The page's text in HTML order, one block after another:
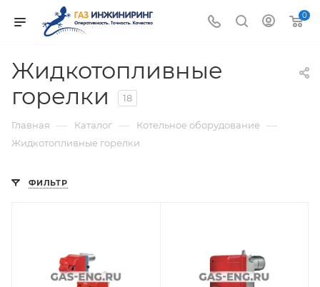
0
Жидкотопливные
горелки
18
Главная — Каталог — Котельное оборудование —
Жидкотопливные горелки
ФИЛЬТР